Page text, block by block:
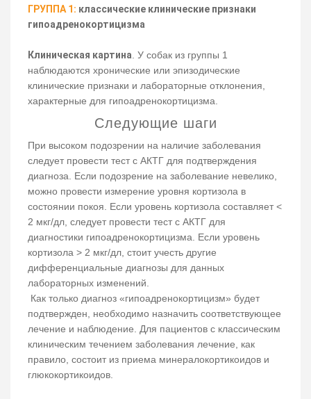
ГРУППА 1: классические клинические признаки
гипоадренокортицизма
Клиническая картина. У собак из группы 1
наблюдаются хронические или эпизодические
клинические признаки и лабораторные отклонения,
характерные для гипоадренокортицизма.
Следующие шаги
При высоком подозрении на наличие заболевания
следует провести тест с АКТГ для подтверждения
диагноза. Если подозрение на заболевание невелико,
можно провести измерение уровня кортизола в
состоянии покоя. Если уровень кортизола составляет <
2 мкг/дл, следует провести тест с АКТГ для
диагностики гипоадренокортицизма. Если уровень
кортизола > 2 мкг/дл, стоит учесть другие
дифференциальные диагнозы для данных
лабораторных изменений.
Как только диагноз «гипоадренокортицизм» будет
подтвержден, необходимо назначить соответствующее
лечение и наблюдение. Для пациентов с классическим
клиническим течением заболевания лечение, как
правило, состоит из приема минералокортикоидов и
глюкокортикоидов.